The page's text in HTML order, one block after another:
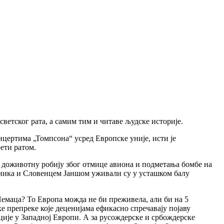
рата, а самим тим и читаве људске историје.
„Томпсона“ усред Европске уније, исти је
ратом.
доживотну робију због отмице авиона и подметања бомбе на
и Словенцем Јаншом уживали су у усташком балу
То Европа можда не би преживела, али би на 5
које деценијама ефикасно спречавају појаву
у Западној Европи. А за русождерске и србождерске